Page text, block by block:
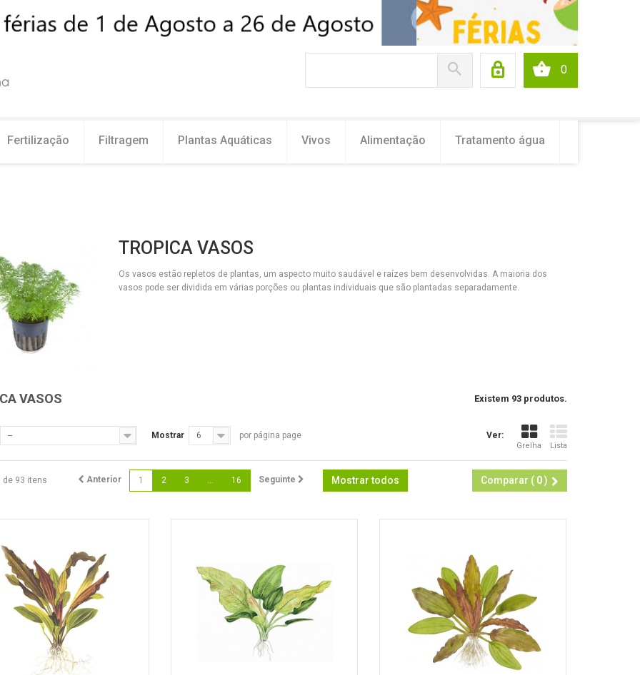
0
Fertilização Filtragem Plantas Aquáticas Vivos Alimentação Tratamento água
TROPICA VASOS
Os vasos estão repletos de plantas, um aspecto muito saudável e raízes bem desenvolvidas. A maioria dos
vasos pode ser dividida em várias porções ou plantas individuais que são plantadas separadamente.
VASOS Existem 93 produtos.
Ver:
Grelha Lista
-- Mostrar 6 por página page
Comparar ( 0)
Mostrar todos
Anterior 1 2 3 ... 16 Seguinte
de 93 itens